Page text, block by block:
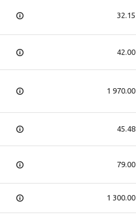
32.15
42.00
1 970.00
45.48
79.00
1 300.00